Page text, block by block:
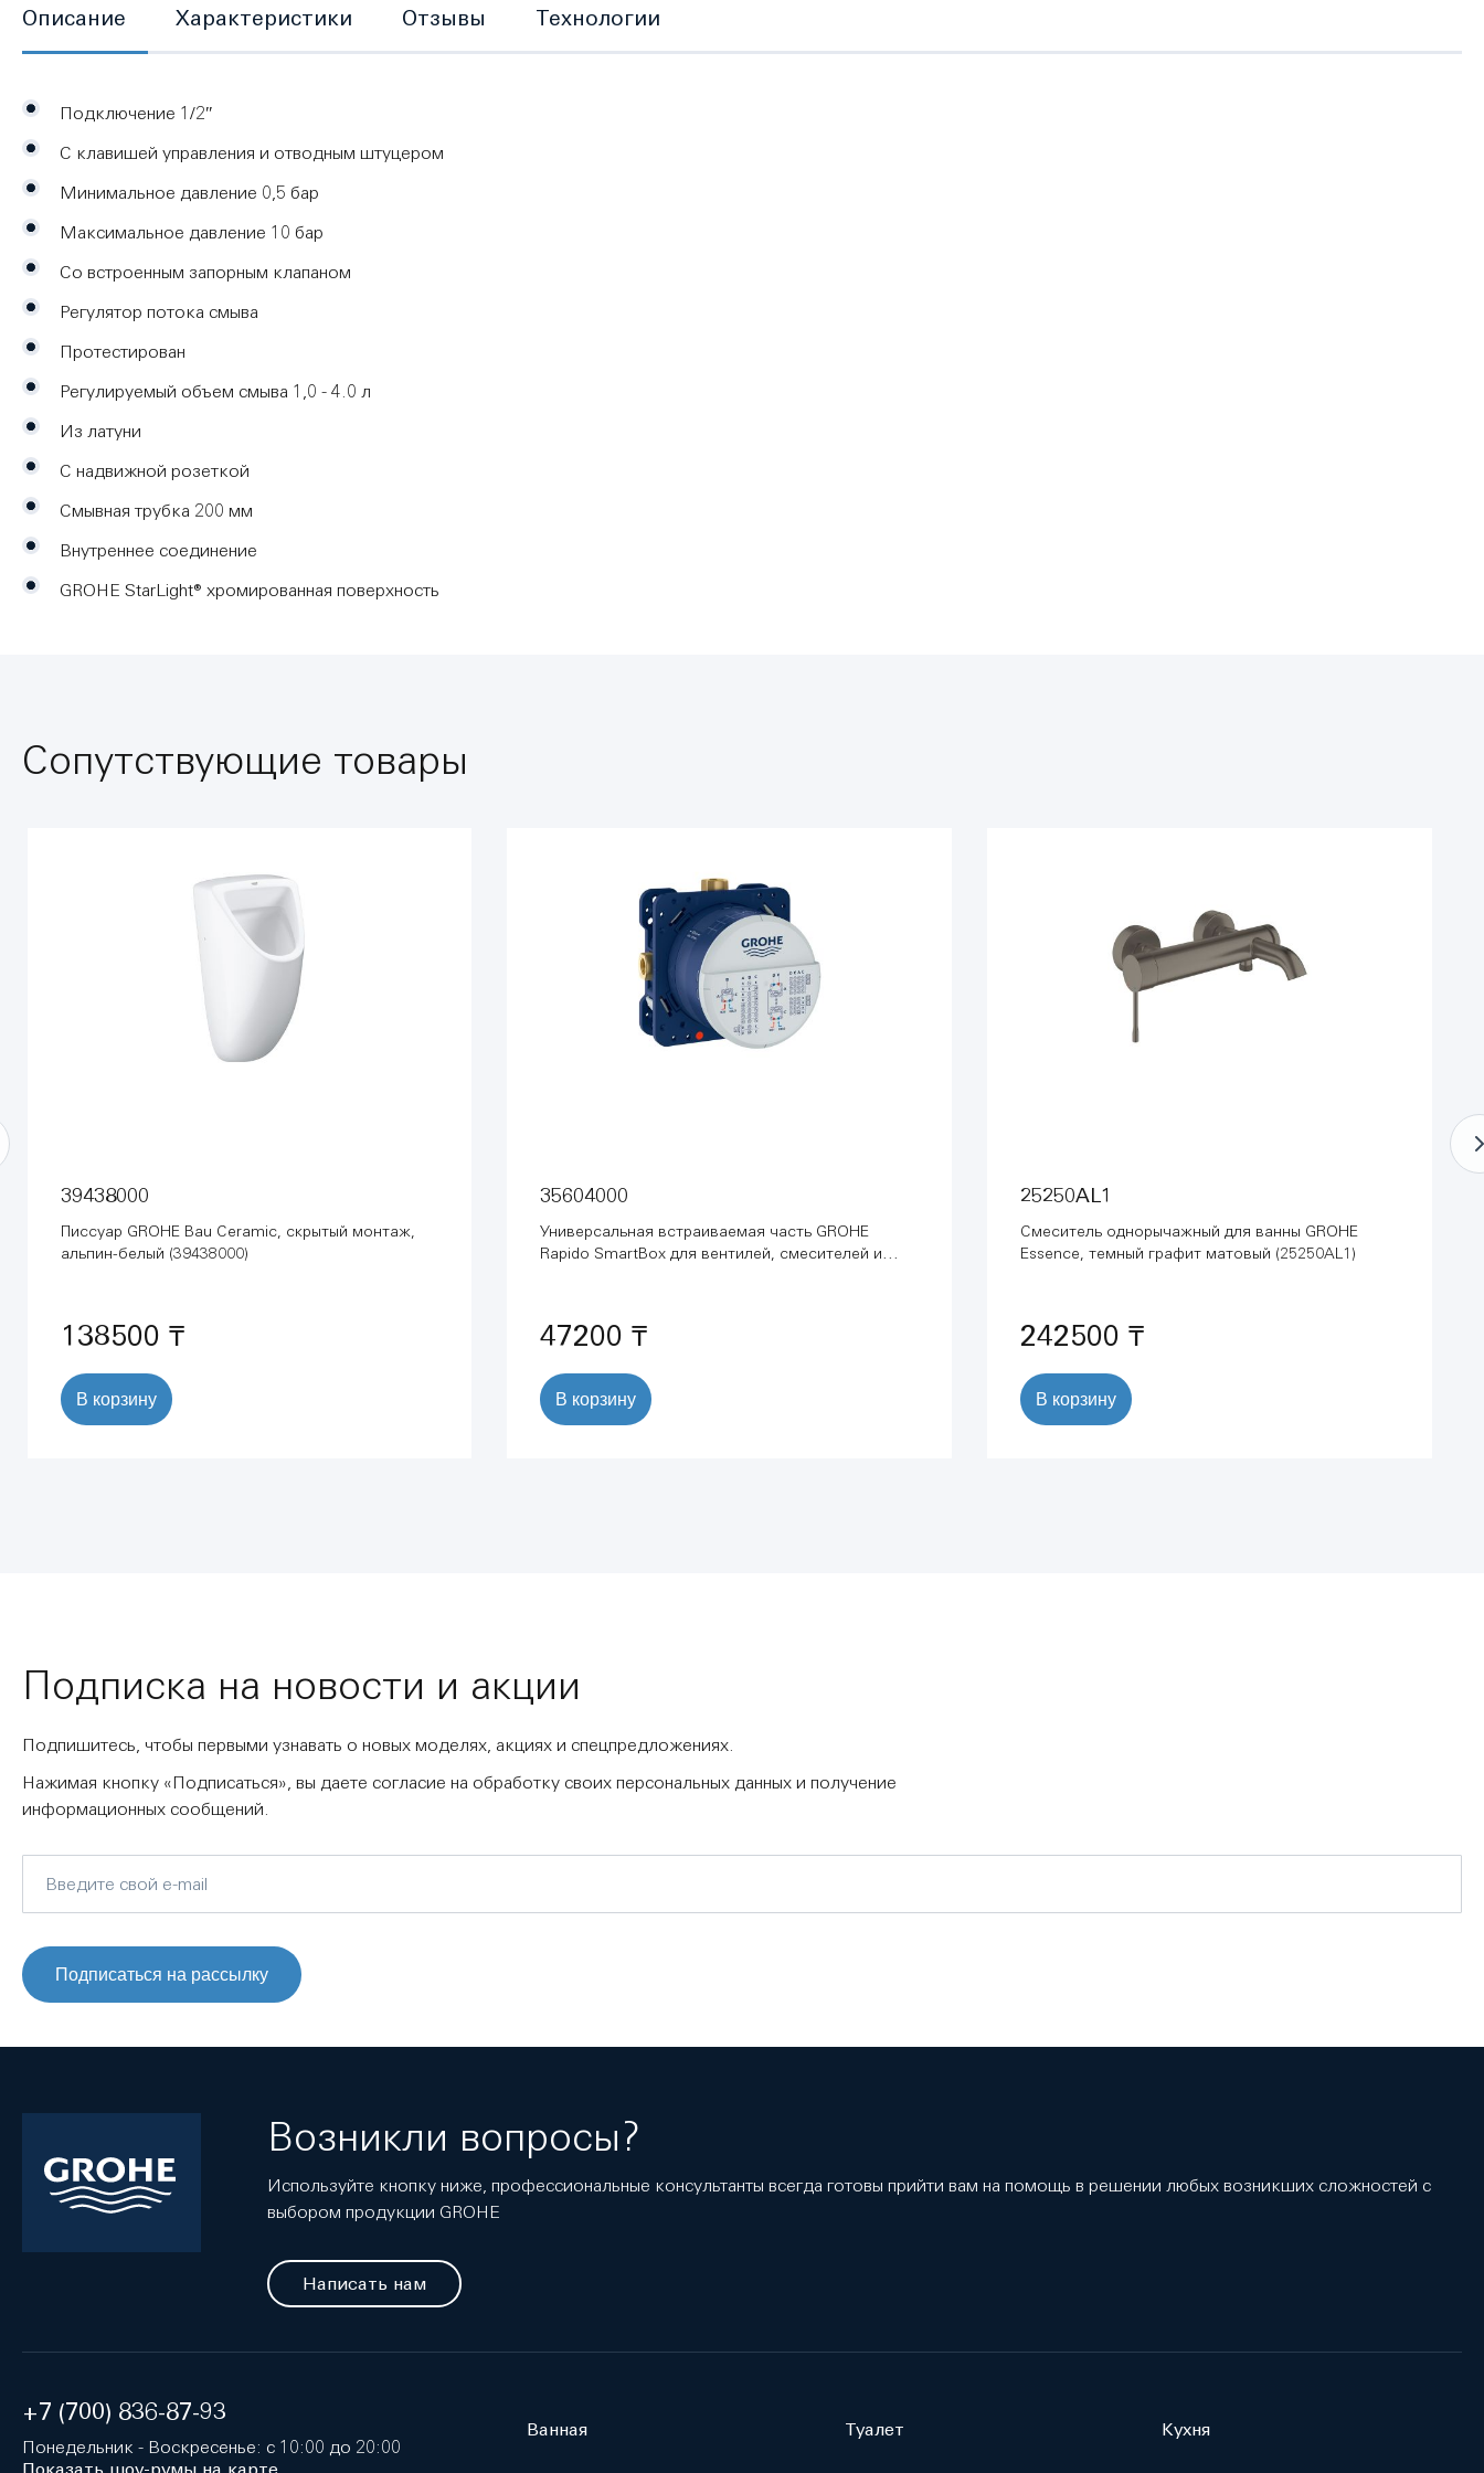
Описание
Подключение 1/2″
С клавишей управления и отводным штуцером
Минимальное давление 0,5 бар
Максимальное давление 10 бар
Со встроенным запорным клапаном
Регулятор потока смыва
Протестирован
Регулируемый объем смыва 1,0 - 4.0 л
Из латуни
С надвижной розеткой
Смывная трубка 200 мм
Внутреннее соединение
GROHE StarLight® хромированная поверхность
Характеристики Отзывы Технологии
Сопутствующие товары
39438000
Писсуар GROHE Bau Ceramic, скрытый монтаж,
альпин-белый (39438000)
138500 ₸
В корзину
35604000
Универсальная встраиваемая часть GROHE
Rapido SmartBox для вентилей, смесителей и
47200 ₸
В корзину
25250AL1
Смеситель однорычажный для ванны GROHE
Essence, темный графит матовый (25250AL1)
242500 ₸
В корзину
Подписка на новости и акции
Подпишитесь, чтобы первыми узнавать о новых моделях, акциях и спецпредложениях.
Нажимая кнопку «Подписаться», вы даете согласие на обработку своих персональных данных и получение
информационных сообщений.
Подписаться на рассылку
Возникли вопросы?
Используйте кнопку ниже, профессиональные консультанты всегда готовы прийти вам на помощь в решении любых возникших сложностей с
выбором продукции GROHE
Написать нам
+7 (700) 836-87-93
Понедельник - Воскресенье: с 10:00 до 20:00
Ванная Туалет Кухня